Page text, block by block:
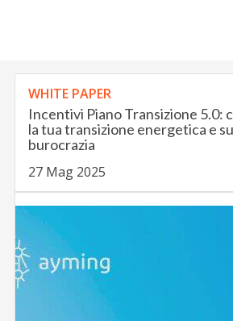
WHITE PAPER
Incentivi Piano Transizione 5.0:
la tua transizione energetica e
burocrazia
27 Mag 2025